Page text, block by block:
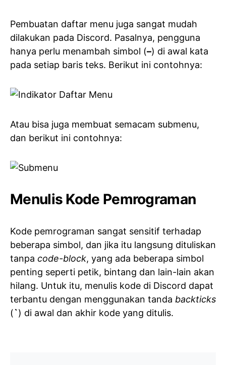
Pembuatan daftar menu juga sangat mudah
dilakukan pada Discord. Pasalnya, pengguna
hanya perlu menambah simbol (–) di awal kata
pada setiap baris teks. Berikut ini contohnya:
Atau bisa juga membuat semacam submenu,
dan berikut ini contohnya:
Menulis Kode Pemrograman
Kode pemrograman sangat sensitif terhadap
beberapa simbol, dan jika itu langsung dituliskan
tanpa code-block, yang ada beberapa simbol
penting seperti petik, bintang dan lain-lain akan
hilang. Untuk itu, menulis kode di Discord dapat
terbantu dengan menggunakan tanda backticks
(`) di awal dan akhir kode yang ditulis.